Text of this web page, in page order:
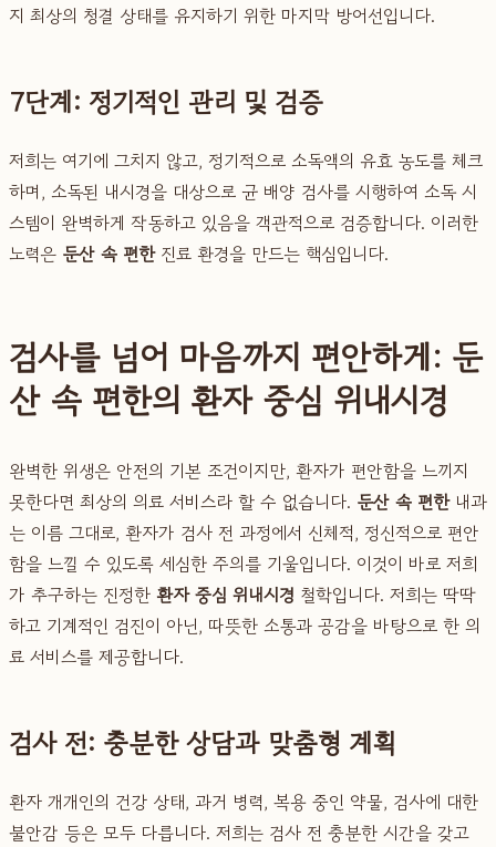
지 최상의 청결 상태를 유지하기 위한 마지막 방어선입니다.
7단계: 정기적인 관리 및 검증
저희는 여기에 그치지 않고, 정기적으로 소독액의 유효 농도를 체크
하며, 소독된 내시경을 대상으로 균 배양 검사를 시행하여 소독 시
스템이 완벽하게 작동하고 있음을 객관적으로 검증합니다. 이러한
노력은 둔산 속 편한진료 환경을 만드는 핵심입니다.
검사를 넘어 마음까지 편안하게: 둔
산 속 편한의 환자 중심 위내시경
완벽한 위생은 안전의 기본 조건이지만, 환자가 편안함을 느끼지
못한다면 최상의 의료 서비스라 할 수 없습니다. 둔산 속 편한내과
는 이름 그대로, 환자가 검사 전 과정에서 신체적, 정신적으로 편안
함을 느낄 수 있도록 세심한 주의를 기울입니다. 이것이 바로 저희
가 추구하는 진정한 환자 중심 위내시경 철학입니다. 저희는 딱딱
하고 기계적인 검진이 아닌, 따뜻한 소통과 공감을 바탕으로 한 의
료 서비스를 제공합니다.
검사 전: 충분한 상담과 맞춤형 계획
환자 개개인의 건강 상태, 과거 병력, 복용 중인 약물, 검사에 대한
불안감 등은 모두 다릅니다. 저희는 검사 전 충분한 시간을 갖고